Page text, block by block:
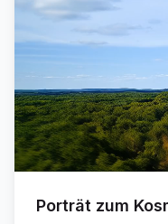
Porträt zum